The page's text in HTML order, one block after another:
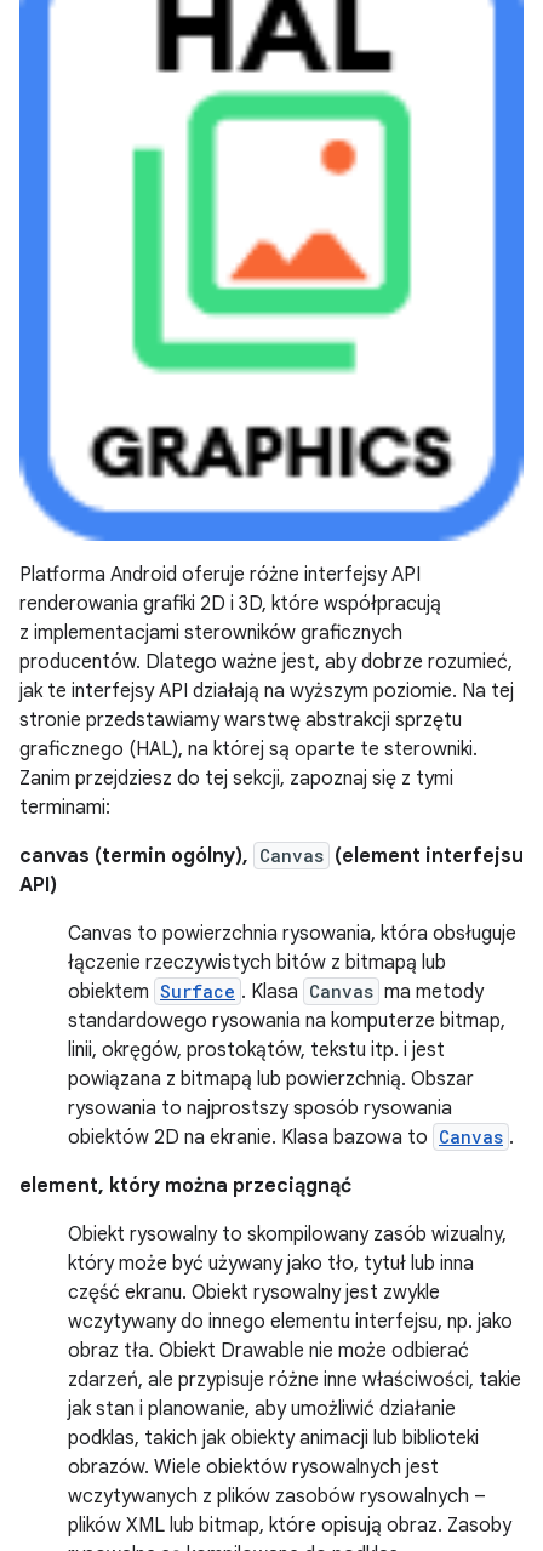
Platforma Android oferuje różne interfejsy API
renderowania grafiki 2D i 3D, które współpracują
z implementacjami sterowników graficznych
producentów. Dlatego ważne jest, aby dobrze rozumieć,
jak te interfejsy API działają na wyższym poziomie. Na tej
stronie przedstawiamy warstwę abstrakcji sprzętu
graficznego (HAL), na której są oparte te sterowniki.
Zanim przejdziesz do tej sekcji, zapoznaj się z tymi
terminami:
canvas (termin ogólny), Canvas (element interfejsu
API)
Canvas to powierzchnia rysowania, która obsługuje
łączenie rzeczywistych bitów z bitmapą lub
obiektem Surface . Klasa Canvas ma metody
standardowego rysowania na komputerze bitmap,
linii, okręgów, prostokątów, tekstu itp. i jest
powiązana z bitmapą lub powierzchnią. Obszar
rysowania to najprostszy sposób rysowania
obiektów 2D na ekranie. Klasa bazowa to Canvas .
element, który można przeciągnąć
Obiekt rysowalny to skompilowany zasób wizualny,
który może być używany jako tło, tytuł lub inna
część ekranu. Obiekt rysowalny jest zwykle
wczytywany do innego elementu interfejsu, np. jako
obraz tła. Obiekt Drawable nie może odbierać
zdarzeń, ale przypisuje różne inne właściwości, takie
jak stan i planowanie, aby umożliwić działanie
podklas, takich jak obiekty animacji lub biblioteki
obrazów. Wiele obiektów rysowalnych jest
wczytywanych z plików zasobów rysowalnych –
plików XML lub bitmap, które opisują obraz. Zasoby